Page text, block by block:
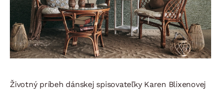
Životný príbeh dánskej spisovateľky Karen Blixenovej